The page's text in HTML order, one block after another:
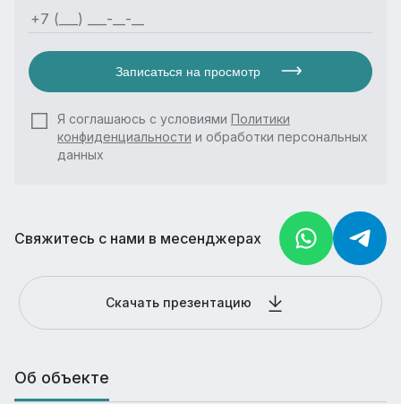
Записаться на просмотр
Я соглашаюсь с условиями Политики
конфиденциальности и обработки персональных
данных
Свяжитесь с нами в месенджерах
Скачать презентацию
Об объекте